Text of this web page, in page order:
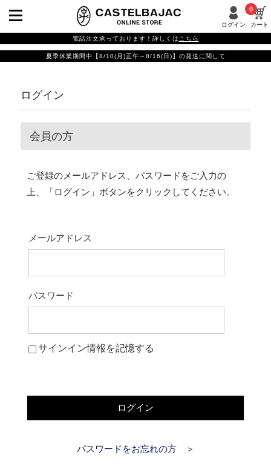
ログイン カート
0
電話注文承っております！詳しくは こちら
夏季休業期間中【8/10(月)正午～8/16(日)】の発送に関して
ログイン
会員の方
ご登録のメールアドレス、パスワードをご入力の
上、「ログイン」ボタンをクリックしてください。
メールアドレス
パスワード
サインイン情報を記憶する
ログイン
パスワードをお忘れの方 ＞